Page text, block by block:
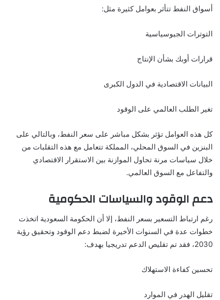
أسواق النفط تتأثر بعوامل كثيرة مثل:
التوترات الجيوسياسية
قرارات أوبك بشأن الإنتاج
البيانات الاقتصادية في الدول الكبرى
تغير الطلب العالمي على الوقود
كل هذه العوامل تؤثر بشكل مباشر على سعر النفط، وبالتالي على
البنزين في السوق المحلي، المملكة تتعامل مع هذه التقلبات من
خلال سياسات مرنة تحاول الموازنة بين الاستقرار الاقتصادي
والتفاعل مع السوق العالمي.
دعم الوقود والسياسات الحكومية
رغم ارتباط التسعير بسعر النفط، إلا أن الحكومة السعودية اتخذت
خطوات عدة في السنوات الأخيرة لضبط دعم الوقود وتحقيق رؤية
2030، فقد تم تقليص الدعم تدريجيا بهدف:
تحسين كفاءة الاستهلاك
تقليل الهدر في الموارد